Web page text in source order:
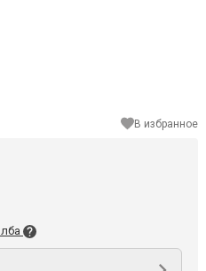
В избранное